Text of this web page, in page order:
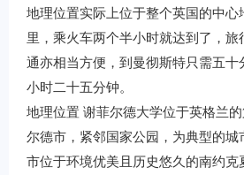
地理位置实际上位于整个英国的中
里，乘火车两个半小时就达到了，
通亦相当方便，到曼彻斯特只需五十
小时二十五分钟。
地理位置 谢菲尔德大学位于英格兰
尔德市，紧邻国家公园，为典型的
市位于环境优美且历史悠久的南约